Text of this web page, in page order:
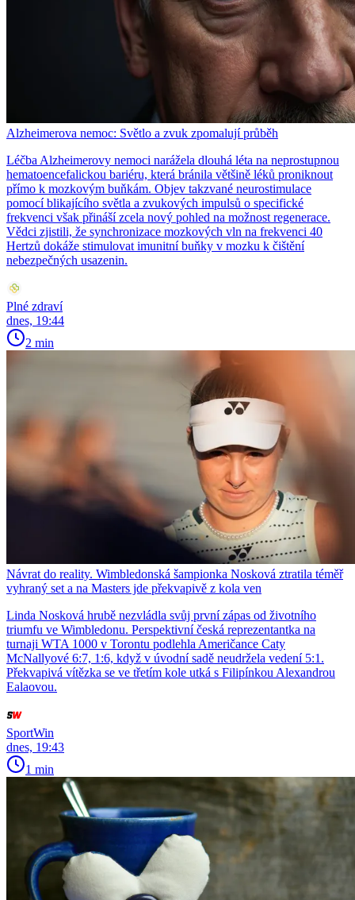
Alzheimerova nemoc: Světlo a zvuk zpomalují průběh
Léčba Alzheimerovy nemoci narážela dlouhá léta na neprostupnou
hematoencefalickou bariéru, která bránila většině léků proniknout
přímo k mozkovým buňkám. Objev takzvané neurostimulace
pomocí blikajícího světla a zvukových impulsů o specifické
frekvenci však přináší zcela nový pohled na možnost regenerace.
Vědci zjistili, že synchronizace mozkových vln na frekvenci 40
Hertzů dokáže stimulovat imunitní buňky v mozku k čištění
nebezpečných usazenin.
Plné zdraví
dnes, 19:44
2 min
Návrat do reality. Wimbledonská šampionka Nosková ztratila téměř
vyhraný set a na Masters jde překvapivě z kola ven
Linda Nosková hrubě nezvládla svůj první zápas od životního
triumfu ve Wimbledonu. Perspektivní česká reprezentantka na
turnaji WTA 1000 v Torontu podlehla Američance Caty
McNallyové 6:7, 1:6, když v úvodní sadě neudržela vedení 5:1.
Překvapivá vítězka se ve třetím kole utká s Filipínkou Alexandrou
Ealaovou.
SportWin
dnes, 19:43
1 min